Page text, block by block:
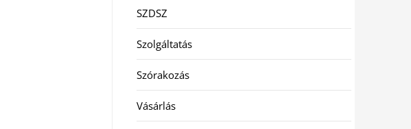
SZDSZ
Szolgáltatás
Szórakozás
Vásárlás